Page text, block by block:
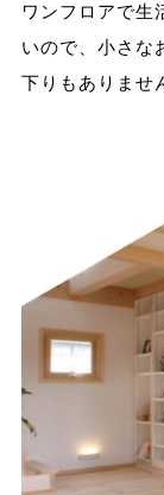
ワンフロアで生
いので、小さな
下りもありませ